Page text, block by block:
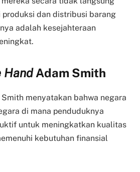
produksi dan distribusi barang
adalah kesejahteraan
HandAdam Smith
menyatakan bahwa negara
di mana penduduknya
untuk meningkatkan kualitas
kebutuhan finansial